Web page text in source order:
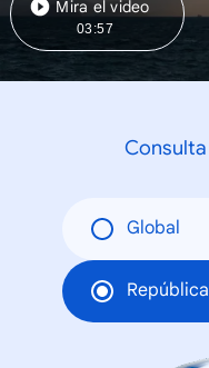
Mira el video
03:57
Global